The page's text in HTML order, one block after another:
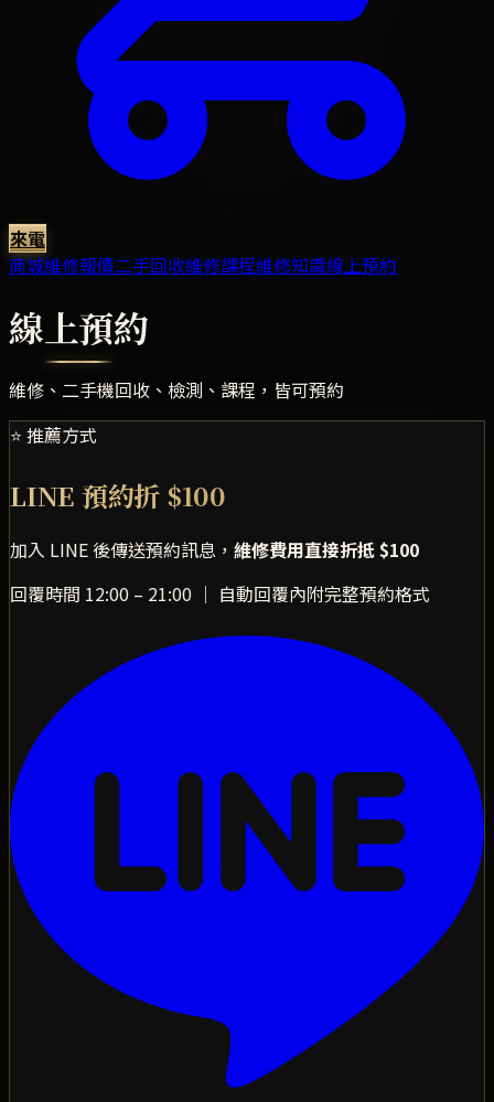
來電
商城維修報價二手回收維修課程維修知識線上預約
線上預約
維修、二手機回收、檢測、課程，皆可預約
⭐ 推薦方式
LINE 預約折 $100
加入 LINE 後傳送預約訊息， 維修費用直接折抵 $100
回覆時間 12:00 – 21:00 ｜ 自動回覆內附完整預約格式